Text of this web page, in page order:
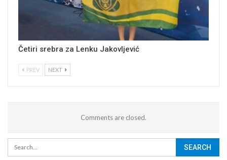
Četiri srebra za Lenku Jakovljević
PREV NEXT
Comments are closed.